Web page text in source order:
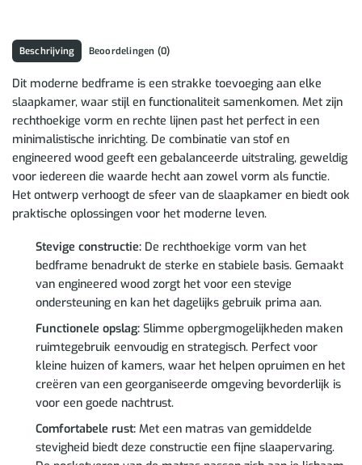
Beschrijving Beoordelingen (0)
Dit moderne bedframe is een strakke toevoeging aan elke
slaapkamer, waar stijl en functionaliteit samenkomen. Met zijn
rechthoekige vorm en rechte lijnen past het perfect in een
minimalistische inrichting. De combinatie van stof en
engineered wood geeft een gebalanceerde uitstraling, geweldig
voor iedereen die waarde hecht aan zowel vorm als functie.
Het ontwerp verhoogt de sfeer van de slaapkamer en biedt ook
praktische oplossingen voor het moderne leven.
Stevige constructie:De rechthoekige vorm van het
bedframe benadrukt de sterke en stabiele basis. Gemaakt
van engineered wood zorgt het voor een stevige
ondersteuning en kan het dagelijks gebruik prima aan.
Functionele opslag:Slimme opbergmogelijkheden maken
ruimtegebruik eenvoudig en strategisch. Perfect voor
kleine huizen of kamers, waar het helpen opruimen en het
creëren van een georganiseerde omgeving bevorderlijk is
voor een goede nachtrust.
Comfortabele rust:Met een matras van gemiddelde
stevigheid biedt deze constructie een fijne slaapervaring.